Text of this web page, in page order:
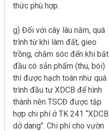
thức phù hợp.
g) Đối với cây lâu năm, quá
trình từ khi làm đất, gieo
trồng, chăm sóc đến khi bắt
đầu có sản phẩm (thu, bói)
thì được hạch toán như quá
trình đầu tư XDCB để hình
thành nên TSCĐ được tập
hợp chi phí ở TK 241 “XDCB
dở dang". Chi phí cho vườn